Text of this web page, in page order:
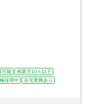
可能
残業月10ｈ以下
採用中
在宅業務あり